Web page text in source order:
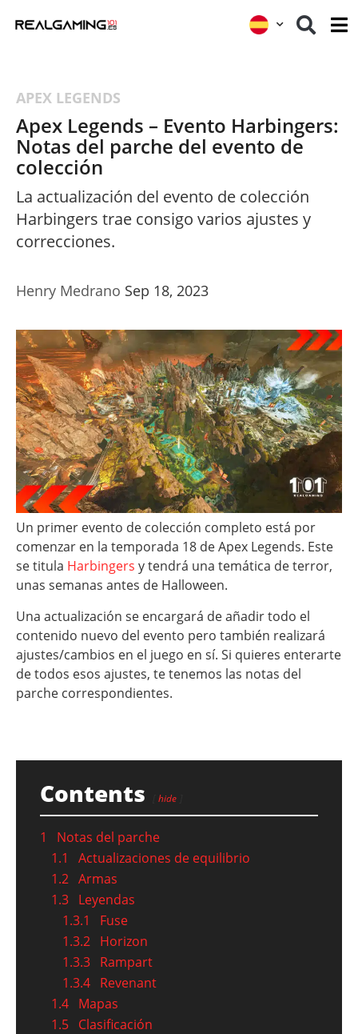
APEX LEGENDS
Apex Legends – Evento Harbingers:
Notas del parche del evento de
colección
La actualización del evento de colección
Harbingers trae consigo varios ajustes y
correcciones.
Henry Medrano Sep 18, 2023
Un primer evento de colección completo está por
comenzar en la temporada 18 de Apex Legends. Este
se titula Harbingers y tendrá una temática de terror,
unas semanas antes de Halloween.
Una actualización se encargará de añadir todo el
contenido nuevo del evento pero también realizará
ajustes/cambios en el juego en sí. Si quieres enterarte
de todos esos ajustes, te tenemos las notas del
parche correspondientes.
Contents hide
1
Notas del parche
1.1
Actualizaciones de equilibrio
1.2 Armas
1.3 Leyendas
1.3.1
Fuse
1.3.2 Horizon
1.3.3 Rampart
1.3.4 Revenant
1.4 Mapas
1.5 Clasificación